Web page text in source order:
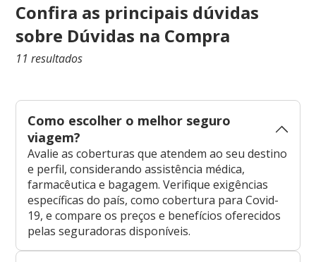
Confira as principais dúvidas
sobre Dúvidas na Compra
11 resultados
Como escolher o melhor seguro
viagem?
Avalie as coberturas que atendem ao seu destino
e perfil, considerando assistência médica,
farmacêutica e bagagem. Verifique exigências
específicas do país, como cobertura para Covid-
19, e compare os preços e benefícios oferecidos
pelas seguradoras disponíveis.